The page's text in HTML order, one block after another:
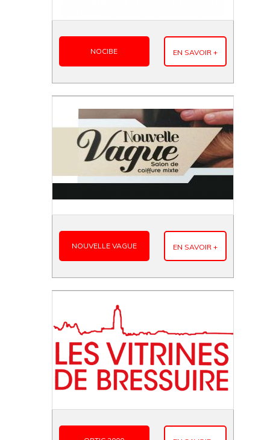
NOCIBE EN SAVOIR +
NOUVELLE VAGUE EN SAVOIR +